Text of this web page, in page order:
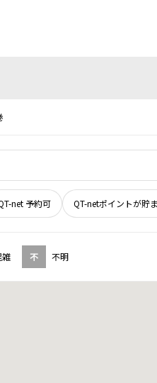
net 予約可 QT-netポイントが貯
雑 不 不明